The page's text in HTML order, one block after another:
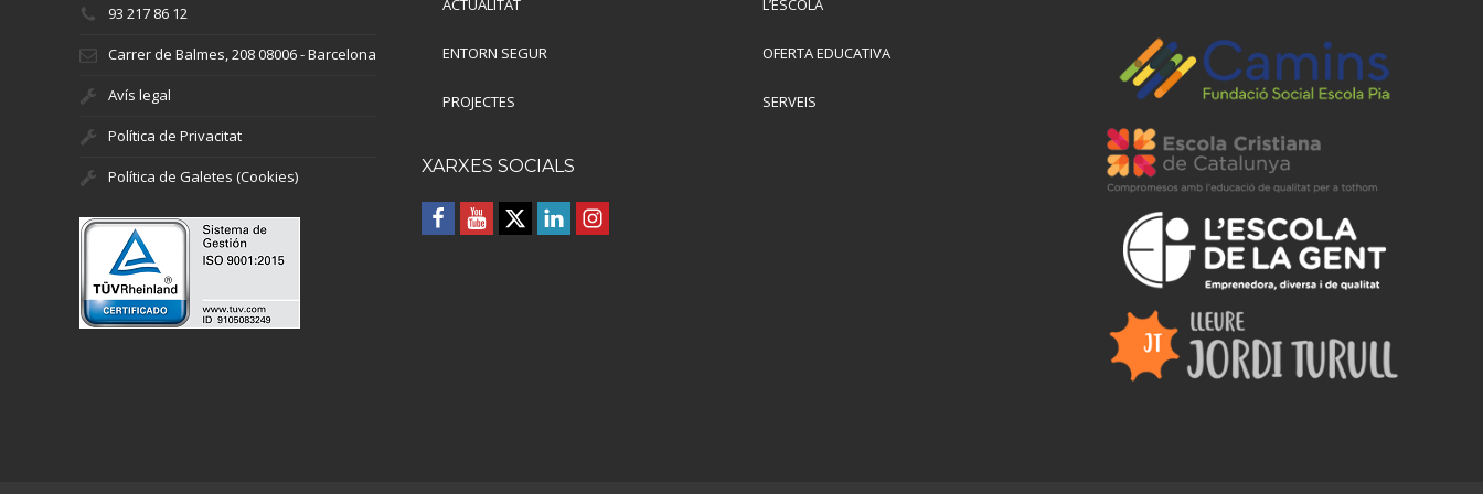
93 217 86 12
Carrer de Balmes, 208 08006 - Barcelona
Avís legal
Política de Privacitat
Política de Galetes (Cookies)
ACTUALITAT L’ESCOLA
ENTORN SEGUR OFERTA EDUCATIVA
PROJECTES SERVEIS
XARXES SOCIALS